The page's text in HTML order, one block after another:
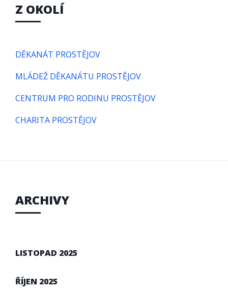
Z OKOLÍ
DĚKANÁT PROSTĚJOV
MLÁDEŽ DĚKANÁTU PROSTĚJOV
CENTRUM PRO RODINU PROSTĚJOV
CHARITA PROSTĚJOV
ARCHIVY
LISTOPAD 2025
ŘÍJEN 2025